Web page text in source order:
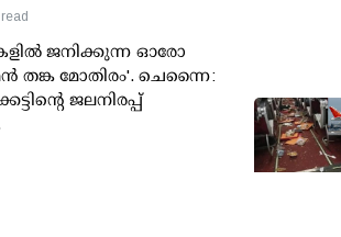
ജനിക്കുന്ന ഓരോ
തങ്ക മോതിരം'. ചെന്നൈ:
ജലനിരപ്പ്